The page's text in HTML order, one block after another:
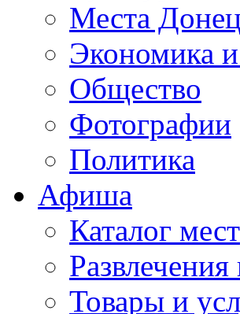
Места
Экономика
Общество
Фотографии
Политика
Афиша
Каталог мест
Товары и